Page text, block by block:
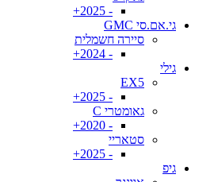
- 2025+
גי.אם.סי GMC
סיירה חשמלית
- 2024+
גילי
EX5
- 2025+
גאומטרי C
- 2020+
סטאריי
- 2025+
גיפ